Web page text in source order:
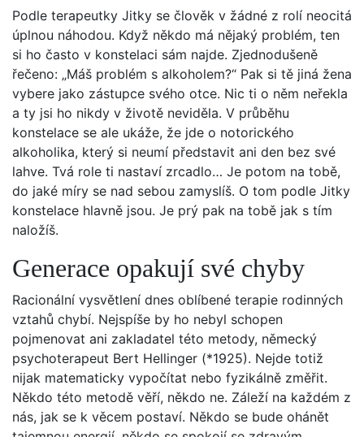
Podle terapeutky Jitky se člověk v žádné z rolí neocitá
úplnou náhodou. Když někdo má nějaký problém, ten
si ho často v konstelaci sám najde. Zjednodušeně
řečeno: „Máš problém s alkoholem?“ Pak si tě jiná žena
vybere jako zástupce svého otce. Nic ti o něm neřekla
a ty jsi ho nikdy v životě neviděla. V průběhu
konstelace se ale ukáže, že jde o notorického
alkoholika, který si neumí představit ani den bez své
lahve. Tvá role ti nastaví zrcadlo… Je potom na tobě,
do jaké míry se nad sebou zamyslíš. O tom podle Jitky
konstelace hlavně jsou. Je prý pak na tobě jak s tím
naložíš.
Generace opakují své chyby
Racionální vysvětlení dnes oblíbené terapie rodinných
vztahů chybí. Nejspíše by ho nebyl schopen
pojmenovat ani zakladatel této metody, německý
psychoterapeut Bert Hellinger (*1925). Nejde totiž
nijak matematicky vypočítat nebo fyzikálně změřit.
Někdo této metodě věří, někdo ne. Záleží na každém z
nás, jak se k věcem postaví. Někdo se bude ohánět